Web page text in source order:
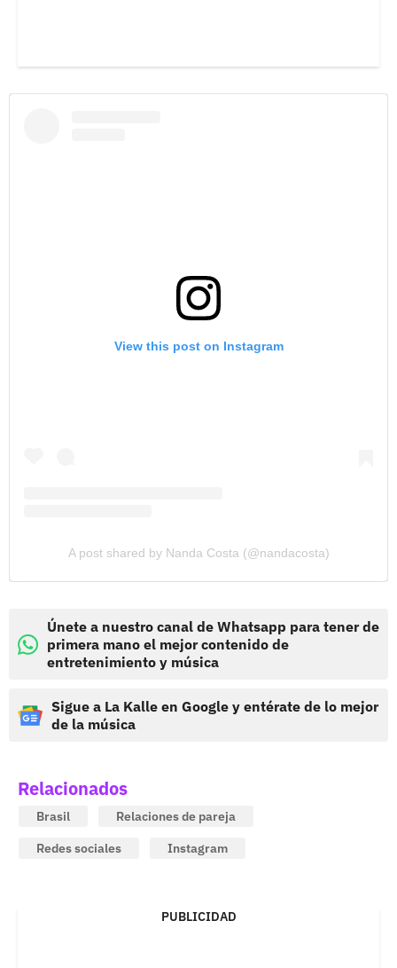
View this post on Instagram
A post shared by Nanda Costa (@nandacosta)
Únete a nuestro canal de Whatsapp para tener de
primera mano el mejor contenido de
entretenimiento y música
Sigue a La Kalle en Google y entérate de lo mejor
de la música
Relacionados
Brasil
Relaciones de pareja
Redes sociales
Instagram
PUBLICIDAD